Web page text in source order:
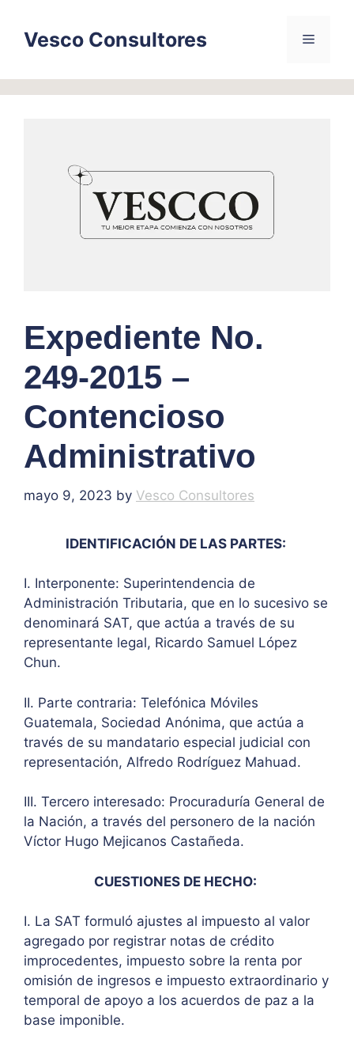
contentVesco Consultores Menu
Expediente No.
249-2015 –
Contencioso
Administrativo
mayo 9, 2023 by Vesco Consultores
IDENTIFICACIÓN DE LAS PARTES:
I. Interponente: Superintendencia de
Administración Tributaria, que en lo sucesivo se
denominará SAT, que actúa a través de su
representante legal, Ricardo Samuel López
Chun.
II. Parte contraria: Telefónica Móviles
Guatemala, Sociedad Anónima, que actúa a
través de su mandatario especial judicial con
representación, Alfredo Rodríguez Mahuad.
III. Tercero interesado: Procuraduría General de
la Nación, a través del personero de la nación
Víctor Hugo Mejicanos Castañeda.
CUESTIONES DE HECHO:
I. La SAT formuló ajustes al impuesto al valor
agregado por registrar notas de crédito
improcedentes, impuesto sobre la renta por
omisión de ingresos e impuesto extraordinario y
temporal de apoyo a los acuerdos de paz a la
base imponible.